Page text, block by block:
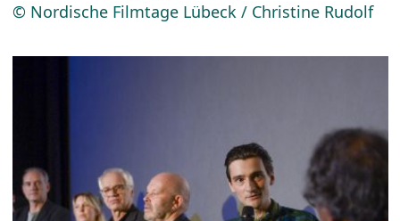
© Nordische Filmtage Lübeck / Christine Rudolf